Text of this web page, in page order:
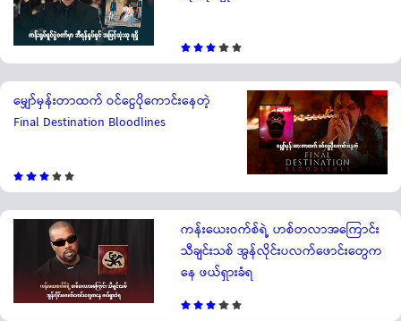
မျှော်မှန်းတာထက် ဝင်ငွေပိုကောင်းနေတဲ့
Final Destination Bloodlines
ကန်းယေးဝက်စ်ရဲ့ ဟစ်တလာအကြောင်း
သီချင်းသစ် အွန်လိုင်းပလက်ဖောင်းတွေက
နေ ဖယ်ရှားခံရ